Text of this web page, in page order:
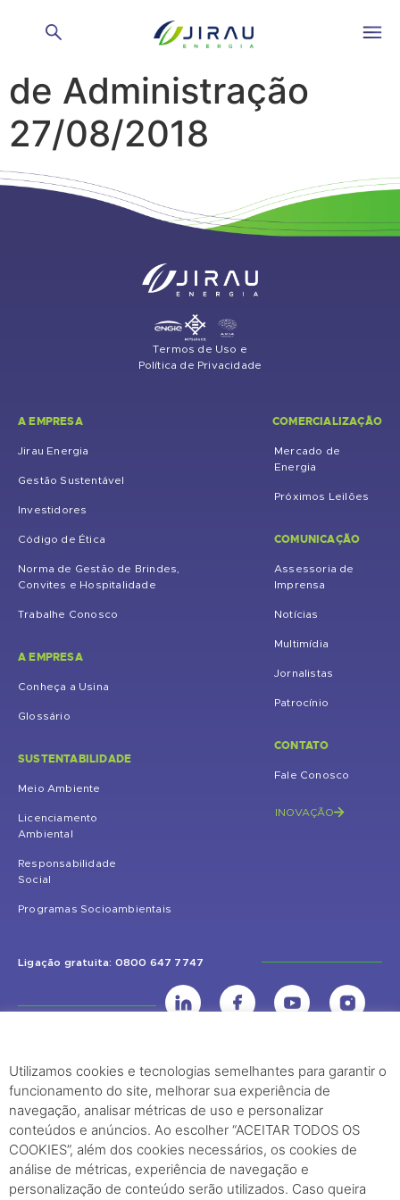
Reunião do Conselho
de Administração
27/08/2018
Termos de Uso e
Política de Privacidade
A EMPRESA
Jirau Energia
Gestão Sustentável
Investidores
Código de Ética
Norma de Gestão de Brindes,
Convites e Hospitalidade
Trabalhe Conosco
A EMPRESA
Conheça a Usina
Glossário
SUSTENTABILIDADE
Meio Ambiente
Licenciamento
Ambiental
Responsabilidade
Social
Programas Socioambientais
COMERCIALIZAÇÃO
Mercado de
Energia
Próximos Leilões
COMUNICAÇÃO
Assessoria de
Imprensa
Notícias
Multimídia
Jornalistas
Patrocínio
CONTATO
Fale Conosco
INOVAÇÃO
Ligação gratuita: 0800 647 7747
UHE Jirau
Rodovia BR-364, KM 824 S/Nº - Distrito de Jaci Paraná – Porto Velho
(RO) – CEP: 76840-000 – Telefone: (69) 2182.8600
Rio de Janeiro (RJ)
Utilizamos cookies e tecnologias semelhantes para garantir o
funcionamento do site, melhorar sua experiência de
navegação, analisar métricas de uso e personalizar
conteúdos e anúncios. Ao escolher “ACEITAR TODOS OS
COOKIES”, além dos cookies necessários, os cookies de
análise de métricas, experiência de navegação e
personalização de conteúdo serão utilizados. Caso queira